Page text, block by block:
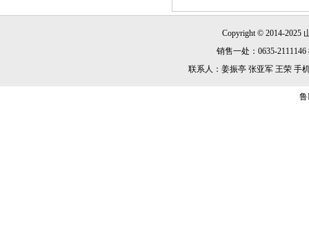
Copyright © 2014-2025
销售一处：0635-2111146
联系人：姜振亭 张亚军 王荣 手
鲁